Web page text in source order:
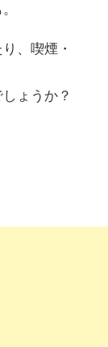
、喫煙・
ょうか？